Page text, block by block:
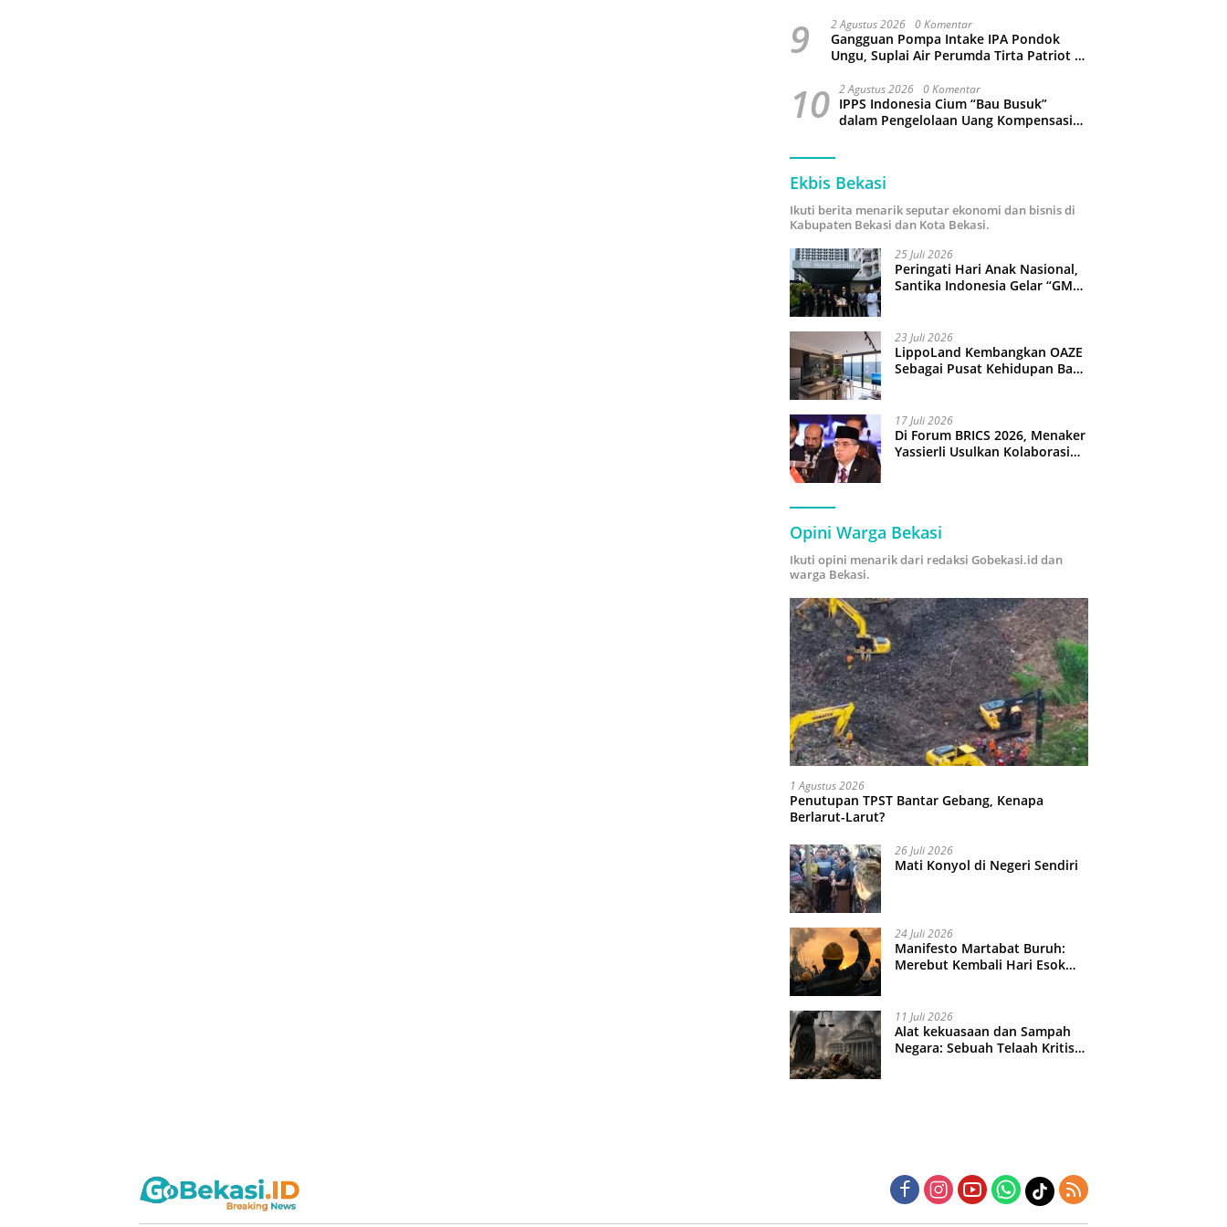
9 2 Agustus 2026 0 Komentar
Gangguan Pompa Intake IPA Pondok
Ungu, Suplai Air Perumda Tirta Patriot di
10 2 Agustus 2026 0 Komentar
IPPS Indonesia Cium “Bau Busuk”
dalam Pengelolaan Uang Kompensasi
Ekbis Bekasi
Ikuti berita menarik seputar ekonomi dan bisnis di
Kabupaten Bekasi dan Kota Bekasi.
25 Juli 2026
Peringati Hari Anak Nasional,
Santika Indonesia Gelar “GM
23 Juli 2026
LippoLand Kembangkan OAZE
Sebagai Pusat Kehidupan Baru
17 Juli 2026
Di Forum BRICS 2026, Menaker
Yassierli Usulkan Kolaborasi
Opini Warga Bekasi
Ikuti opini menarik dari redaksi Gobekasi.id dan
warga Bekasi.
1 Agustus 2026
Penutupan TPST Bantar Gebang, Kenapa
Berlarut-Larut?
26 Juli 2026
Mati Konyol di Negeri Sendiri
24 Juli 2026
Manifesto Martabat Buruh:
Merebut Kembali Hari Esok
11 Juli 2026
Alat kekuasaan dan Sampah
Negara: Sebuah Telaah Kritis